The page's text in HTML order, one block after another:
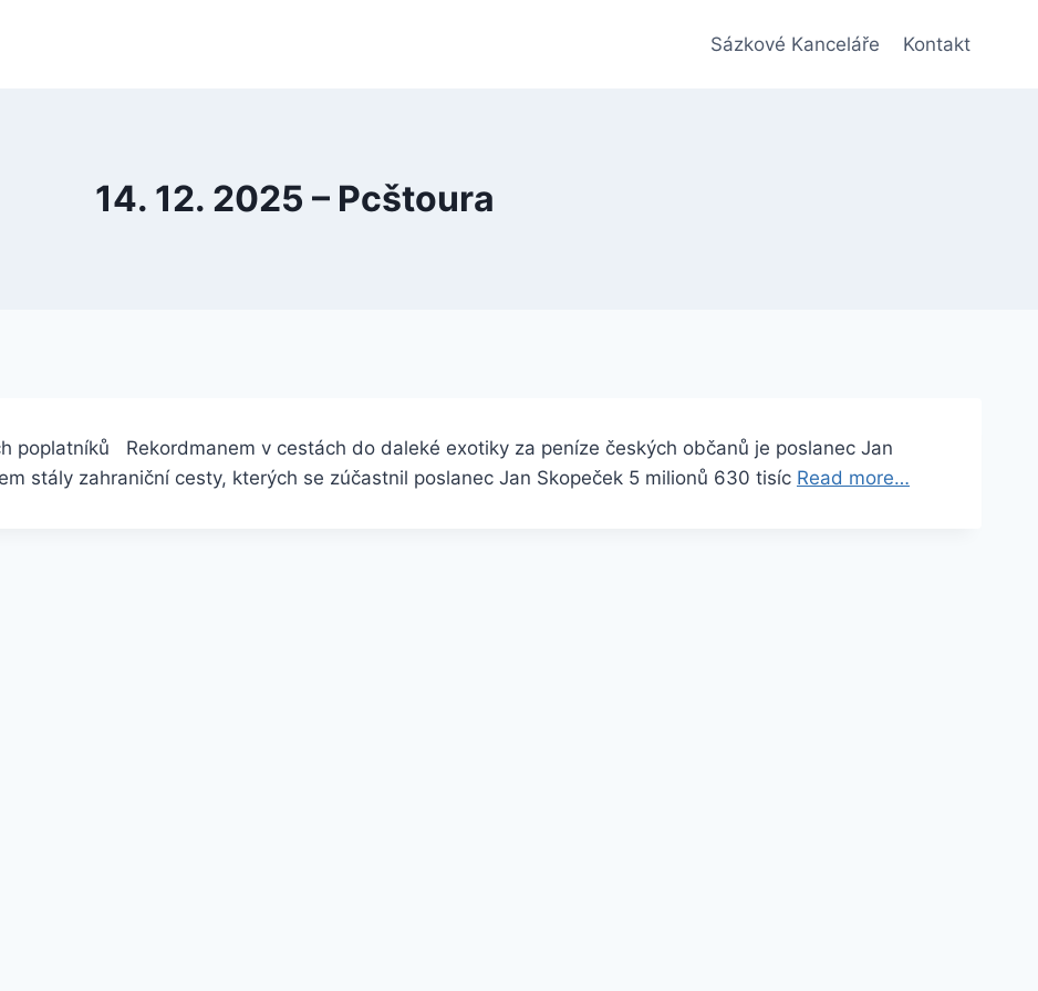
Sázkové Kanceláře Kontakt
14. 12. 2025 – Pcštoura
poplatníků Rekordmanem v cestách do daleké exotiky za peníze českých občanů je poslanec Jan
stály zahraniční cesty, kterých se zúčastnil poslanec Jan Skopeček 5 milionů 630 tisíc Read more…